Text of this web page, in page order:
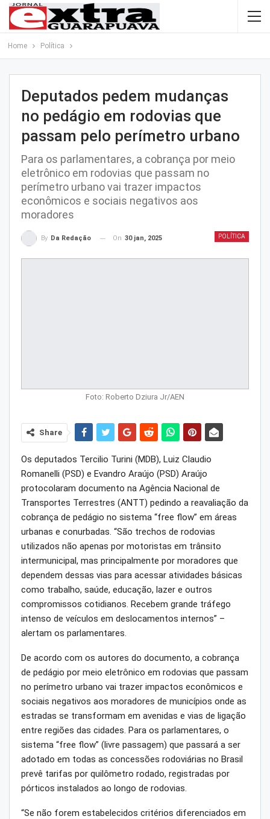
Home Política
Deputados pedem mudanças
no pedágio em rodovias que
passam pelo perímetro urbano
Para os parlamentares, a cobrança por meio
eletrônico em rodovias que passam no
perímetro urbano vai trazer impactos
econômicos e sociais negativos aos
moradores
POLÍTICA
By Da Redação On 30 jan, 2025
Foto: Roberto Dziura Jr/AEN
Share
Os deputados Tercilio Turini (MDB), Luiz Claudio
Romanelli (PSD) e Evandro Araújo (PSD) Araújo
protocolaram documento na Agência Nacional de
Transportes Terrestres (ANTT) pedindo a reavaliação da
cobrança de pedágio no sistema “free flow” em áreas
urbanas e conurbadas. “São trechos de rodovias
utilizados não apenas por motoristas em trânsito
intermunicipal, mas principalmente por moradores que
dependem dessas vias para acessar atividades básicas
como trabalho, saúde, educação, lazer e outros
compromissos cotidianos. Recebem grande tráfego
intenso de veículos em deslocamentos internos” –
alertam os parlamentares.
De acordo com os autores do documento, a cobrança
de pedágio por meio eletrônico em rodovias que passam
no perímetro urbano vai trazer impactos econômicos e
sociais negativos aos moradores de municípios onde as
estradas se transformam em avenidas e vias de ligação
entre regiões das cidades. Para os parlamentares, o
sistema “free flow” (livre passagem) que passará a ser
adotado em todas as concessões rodoviárias no Brasil
prevê tarifas por quilômetro rodado, registradas por
pórticos instalados ao longo de rodovias.
“Se não forem estabelecidos critérios diferenciados em